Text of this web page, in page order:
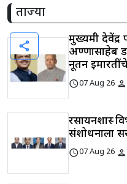
ताज्या
मुख्यमंत्री
अण्णासाहेब
नूतन
schedule07 Aug 26 person
रसायनशास्त्र
संशोधनाला
schedule07 Aug 26 person
share